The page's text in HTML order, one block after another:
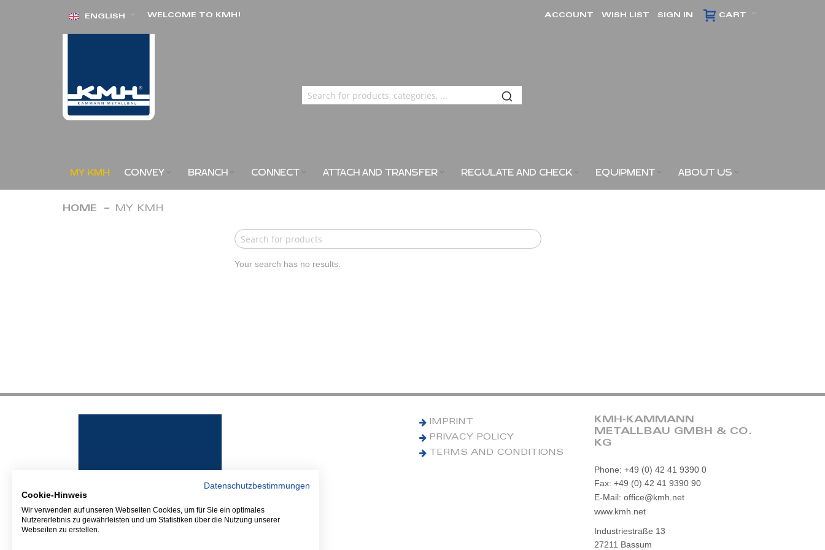
Skip ENGLISH WELCOME TO KMH! CART
ACCOUNT WISH LIST SIGN IN
MY KMH CONVEY BRANCH CONNECT ATTACH AND TRANSFER REGULATE AND CHECK EQUIPMENT ABOUT US
HOME MY KMH
Your search has no results.
IMPRINT
PRIVACY POLICY
TERMS AND CONDITIONS
KMH-KAMMANN
METALLBAU GMBH & CO.
KG
Phone: +49 (0) 42 41 9390 0
Fax: +49 (0) 42 41 9390 90
E-Mail: office@kmh.net
www.kmh.net
Industriestraße 13
27211 Bassum
Datenschutzbestimmungen
Cookie-Hinweis
Wir verwenden auf unseren Webseiten Cookies, um für Sie ein optimales
Nutzererlebnis zu gewährleisten und um Statistiken über die Nutzung unserer
Webseiten zu erstellen.